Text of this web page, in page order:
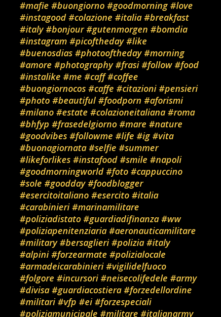
#mafie #buongiorno #goodmorning #love
#instagood #colazione #italia #breakfast
#italy #bonjour #gutenmorgen #bomdia
#instagram #picoftheday #like
#buenosdias #photooftheday #morning
#amore #photography #frasi #follow #food
#instalike #me #caff #coffee
#buongiornocos #caffe #citazioni #pensieri
#photo #beautiful #foodporn #aforismi
#milano #estate #colazioneitaliana #roma
#bhfyp #frasedelgiorno #mare #nature
#goodvibes #followme #life #ig #vita
#buonagiornata #selfie #summer
#likeforlikes #instafood #smile #napoli
#goodmorningworld #foto #cappuccino
#sole #goodday #foodblogger
#esercitoitaliano #esercito #italia
#carabinieri #marinamilitare
#poliziadistato #guardiadifinanza #ww
#poliziapenitenziaria #aeronauticamilitare
#military #bersaglieri #polizia #italy
#alpini #forzearmate #polizialocale
#armadeicarabinieri #vigilidelfuoco
#folgore #incursori #neisecolifedele #army
#divisa #guardiacostiera #forzedellordine
#militari #vfp #ei #forzespeciali
#poliziamunicipale #militare #italianarmy